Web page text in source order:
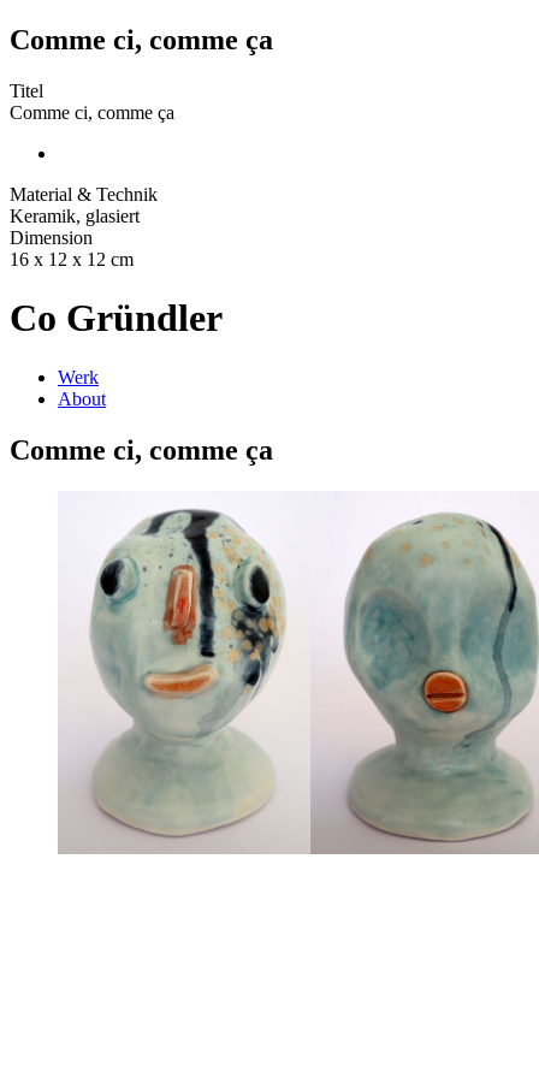
Comme ci, comme ça
Titel
Comme ci, comme ça
Material & Technik
Keramik, glasiert
Dimension
16 x 12 x 12 cm
Co Gründler
Werk
About
Comme ci, comme ça